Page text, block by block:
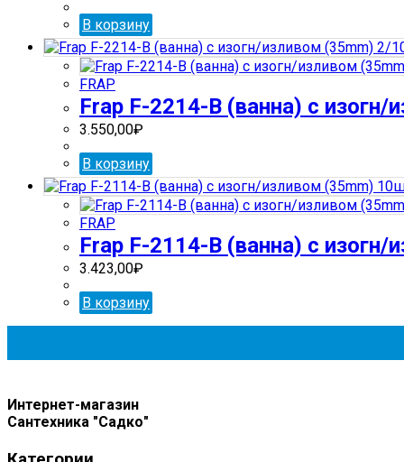
В корзину
FRAP
Frap F-2214-В (ванна) с
3.550,00₽
В корзину
FRAP
Frap F-2114-В (ванна) с
3.423,00₽
В корзину
Интернет-магазин
Сантехника "Садко"